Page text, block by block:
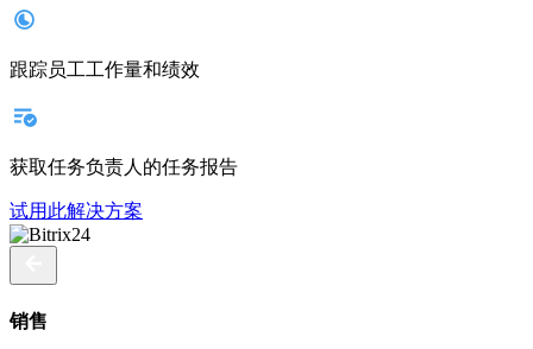
跟踪员工工作量和绩效
获取任务负责人的任务报告
试用此解决方案
销售